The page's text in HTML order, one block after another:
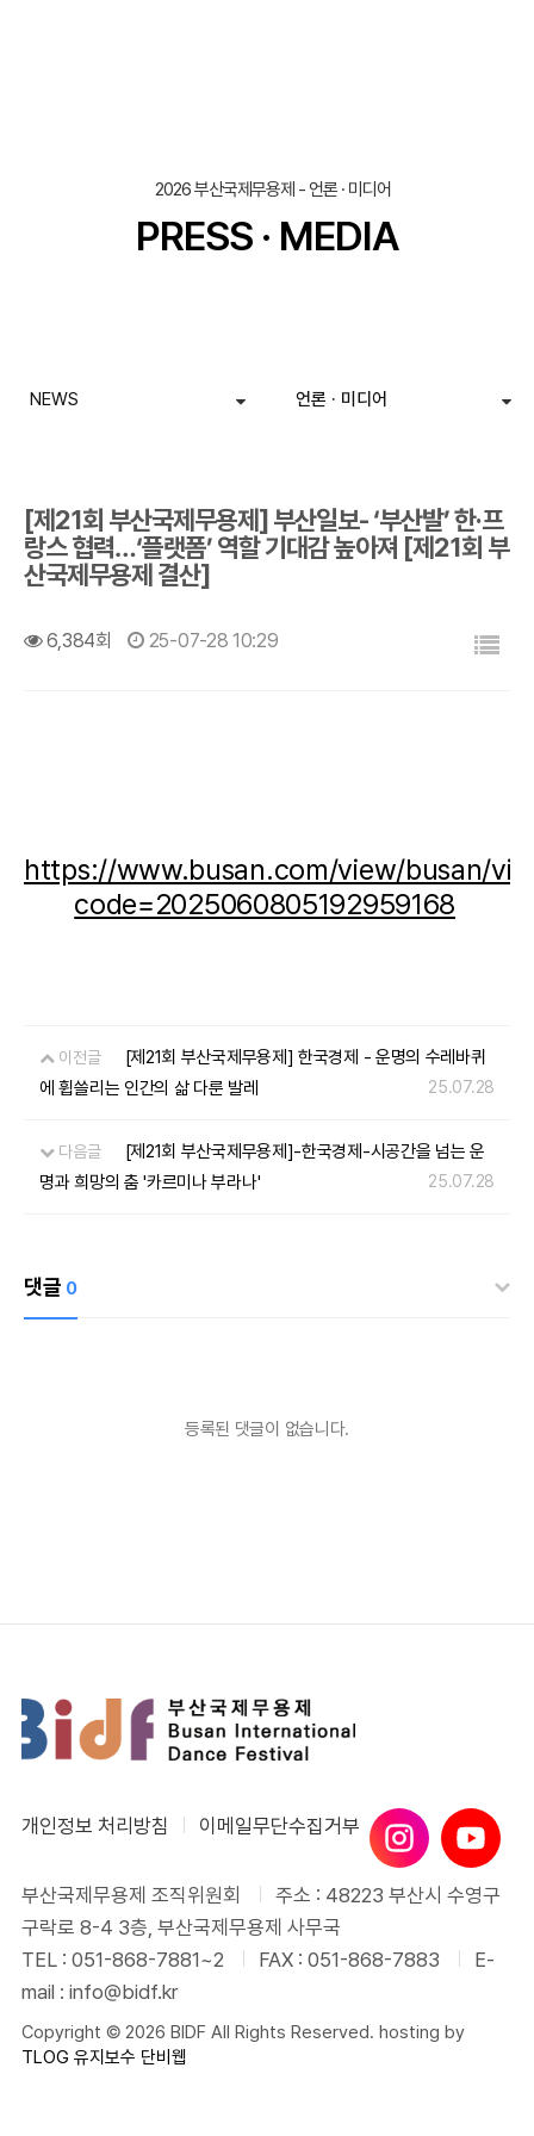
2026 부산국제무용제 - 언론 · 미디어
PRESS · MEDIA
NEWS 언론 · 미디어
[제21회 부산국제무용제] 부산일보- ‘부산발’ 한·프
랑스 협력…‘플랫폼’ 역할 기대감 높아져 [제21회 부
산국제무용제 결산]
6,384회 25-07-28 10:29
https://www.busan.com/view/busan/
code=2025060805192959168
이전글
[제21회 부산국제무용제] 한국경제 - 운명의 수레바퀴
에 휩쓸리는 인간의 삶 다룬 발레
25.07.28
다음글
[제21회 부산국제무용제]-한국경제-시공간을 넘는 운
명과 희망의 춤 '카르미나 부라나'
25.07.28
댓글 0
등록된 댓글이 없습니다.
개인정보 처리방침 이메일무단수집거부
부산국제무용제 조직위원회
주소 : 48223 부산시 수영구
구락로 8-4 3층, 부산국제무용제 사무국
TEL : 051-868-7881~2
FAX : 051-868-7883
E-
mail : info@bidf.kr
Copyright © 2026 BIDF All Rights Reserved. hosting by
TLOG 유지보수 단비웹